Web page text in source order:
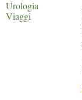
Urologia
Viaggi